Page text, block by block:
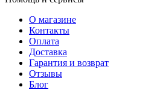
О магазине
Контакты
Оплата
Доставка
Гарантия и возврат
Отзывы
Блог